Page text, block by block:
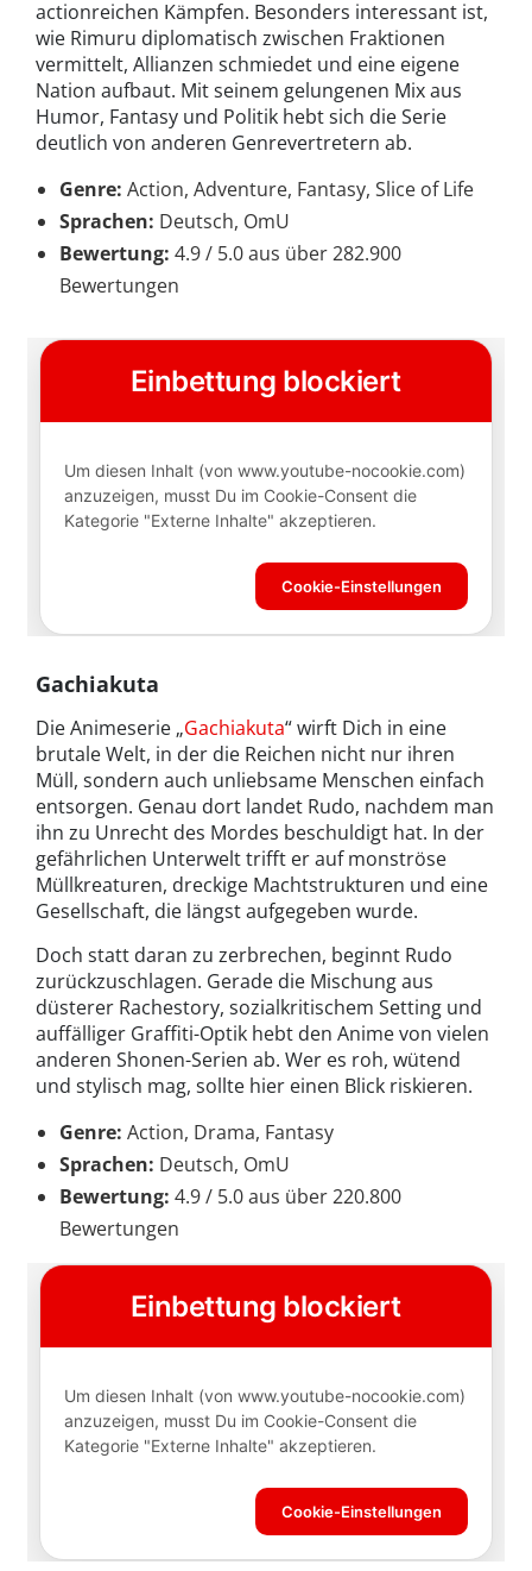
actionreichen Kämpfen. Besonders interessant ist,
wie Rimuru diplomatisch zwischen Fraktionen
vermittelt, Allianzen schmiedet und eine eigene
Nation aufbaut. Mit seinem gelungenen Mix aus
Humor, Fantasy und Politik hebt sich die Serie
deutlich von anderen Genrevertretern ab.
Genre: Action, Adventure, Fantasy, Slice of Life
Sprachen: Deutsch, OmU
Bewertung: 4.9 / 5.0 aus über 282.900
Bewertungen
Gachiakuta
Die Animeserie „Gachiakuta“ wirft Dich in eine
brutale Welt, in der die Reichen nicht nur ihren
Müll, sondern auch unliebsame Menschen einfach
entsorgen. Genau dort landet Rudo, nachdem man
ihn zu Unrecht des Mordes beschuldigt hat. In der
gefährlichen Unterwelt trifft er auf monströse
Müllkreaturen, dreckige Machtstrukturen und eine
Gesellschaft, die längst aufgegeben wurde.
Doch statt daran zu zerbrechen, beginnt Rudo
zurückzuschlagen. Gerade die Mischung aus
düsterer Rachestory, sozialkritischem Setting und
auffälliger Graffiti-Optik hebt den Anime von vielen
anderen Shonen-Serien ab. Wer es roh, wütend
und stylisch mag, sollte hier einen Blick riskieren.
Genre: Action, Drama, Fantasy
Sprachen: Deutsch, OmU
Bewertung: 4.9 / 5.0 aus über 220.800
Bewertungen